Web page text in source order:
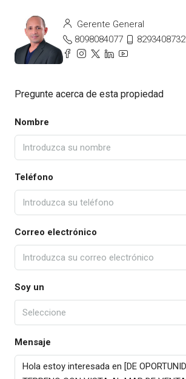
Gerente General
8098084077
8293408732
Pregunte acerca de esta propiedad
Nombre
Teléfono
Correo electrónico
Soy un
Seleccione
Mensaje